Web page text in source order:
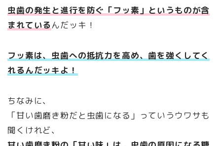
虫歯の発生と進行を防ぐ「フッ素」というものが含
まれているんだッキ！
フッ素は、虫歯への抵抗力を高め、歯を強くしてく
れるんだッキよ！
ちなみに、
「甘い歯磨き粉だと虫歯になる」っていうウワサも
聞くけれど、